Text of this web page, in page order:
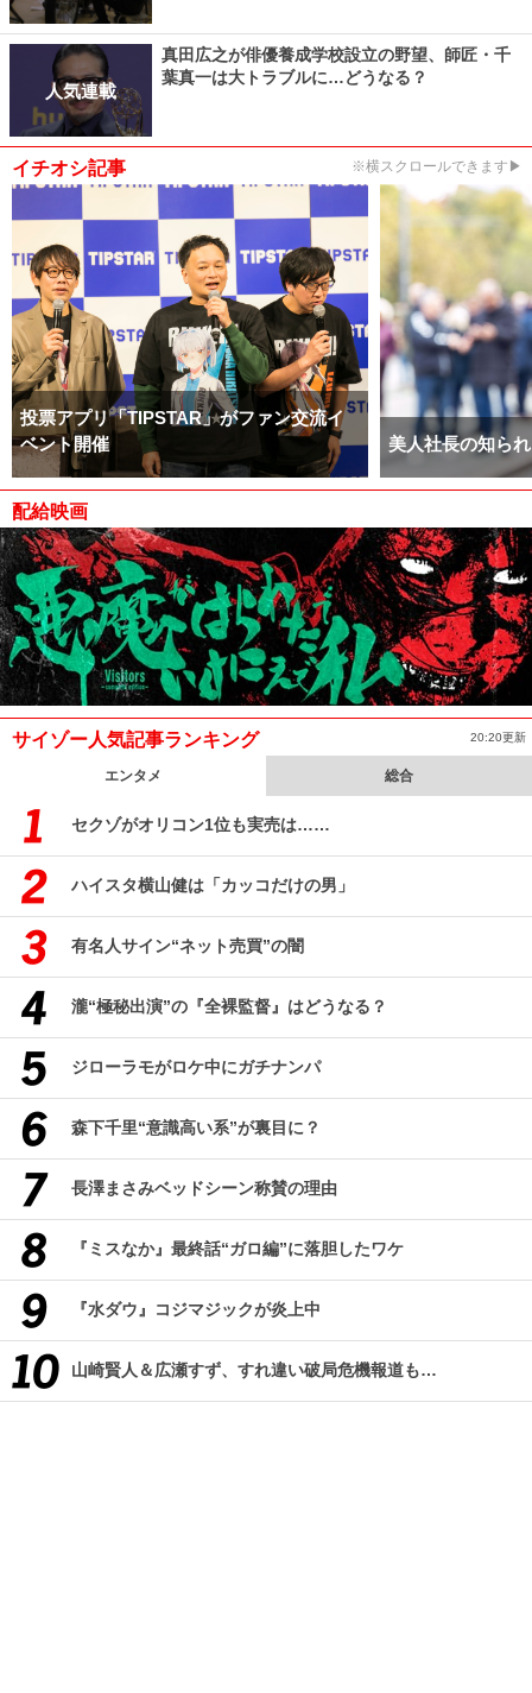
人気連載
真田広之が俳優養成学校設立の野望、師匠・千
葉真一は大トラブルに…どうなる？
イチオシ記事 ※横スクロールできます▶
投票アプリ「TIPSTAR」がファン交流イ
ベント開催
美人社長の知ら
配給映画
サイゾー人気記事ランキング 20:20更新
エンタメ 総合
セクゾがオリコン1位も実売は……
ハイスタ横山健は「カッコだけの男」
有名人サイン“ネット売買”の闇
瀧“極秘出演”の『全裸監督』はどうなる？
ジローラモがロケ中にガチナンパ
森下千里“意識高い系”が裏目に？
長澤まさみベッドシーン称賛の理由
『ミスなか』最終話“ガロ編”に落胆したワケ
『水ダウ』コジマジックが炎上中
山崎賢人＆広瀬すず、すれ違い破局危機報道も…